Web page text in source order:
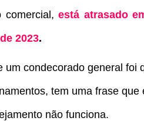
comercial,está atrasado
2023.
condecorado general
tem uma frase
não funciona.